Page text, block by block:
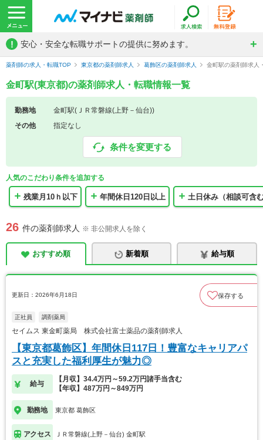
! 安心・安全な転職サポートの提供に努めます。
薬剤師の求人・転職TOP 東京都の薬剤師求人 葛飾区の薬剤師求人 金町駅の薬剤師求人
金町駅(東京都)の薬剤師求人・転職情報一覧
勤務地
金町駅(ＪＲ常磐線(上野－仙台))
その他
指定なし
条件を変更する
人気のこだわり条件を追加する
残業月10ｈ以下 年間休日120日以上 土日休み（相談可含
26 件の薬剤師求人 ※ 非公開求人を除く
おすすめ順 新着順 給与順
更新日：2026年6月18日 保存する
正社員 調剤薬局
セイムス 東金町薬局 株式会社富士薬品の薬剤師求人
【東京都葛飾区】年間休日117日！豊富なキャリアパ
スと充実した福利厚生が魅力◎
給与
【月収】34.4万円～59.2万円諸手当含む
【年収】487万円～849万円
勤務地 東京都 葛飾区
アクセス ＪＲ常磐線(上野－仙台) 金町駅